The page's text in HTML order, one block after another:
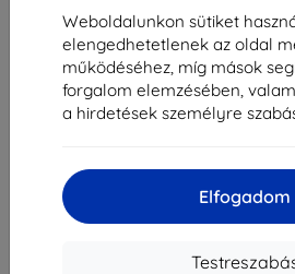
Weboldalunkon sütiket
elengedhetetlenek az oldal
működéséhez, míg mások
forgalom elemzésében,
a hirdetések személyre
Elfogadom
Külső raktáron > 5 db
Mennyiségi kedvezmények
10%